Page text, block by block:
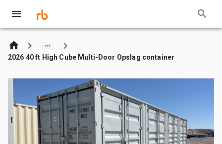
2026 40 ft High Cube Multi-Door Opslag container